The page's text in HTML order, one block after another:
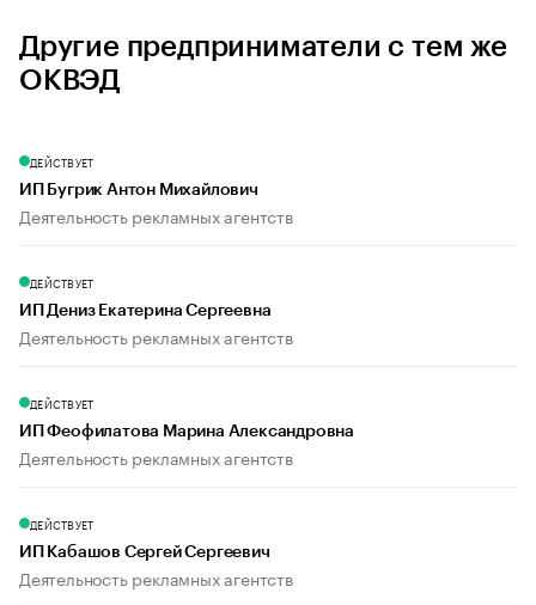
Другие предприниматели с тем же
ОКВЭД
ДЕЙСТВУЕТ
ИП Бугрик Антон Михайлович
Деятельность рекламных агентств
ДЕЙСТВУЕТ
ИП Дениз Екатерина Сергеевна
Деятельность рекламных агентств
ДЕЙСТВУЕТ
ИП Феофилатова Марина Александровна
Деятельность рекламных агентств
ДЕЙСТВУЕТ
ИП Кабашов Сергей Сергеевич
Деятельность рекламных агентств